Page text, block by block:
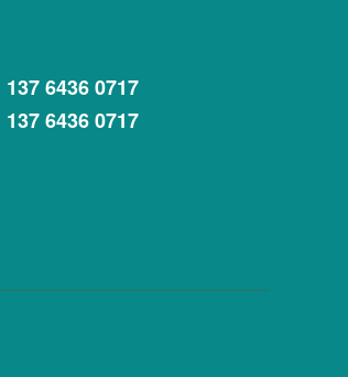
137 6436 0717
137 6436 0717